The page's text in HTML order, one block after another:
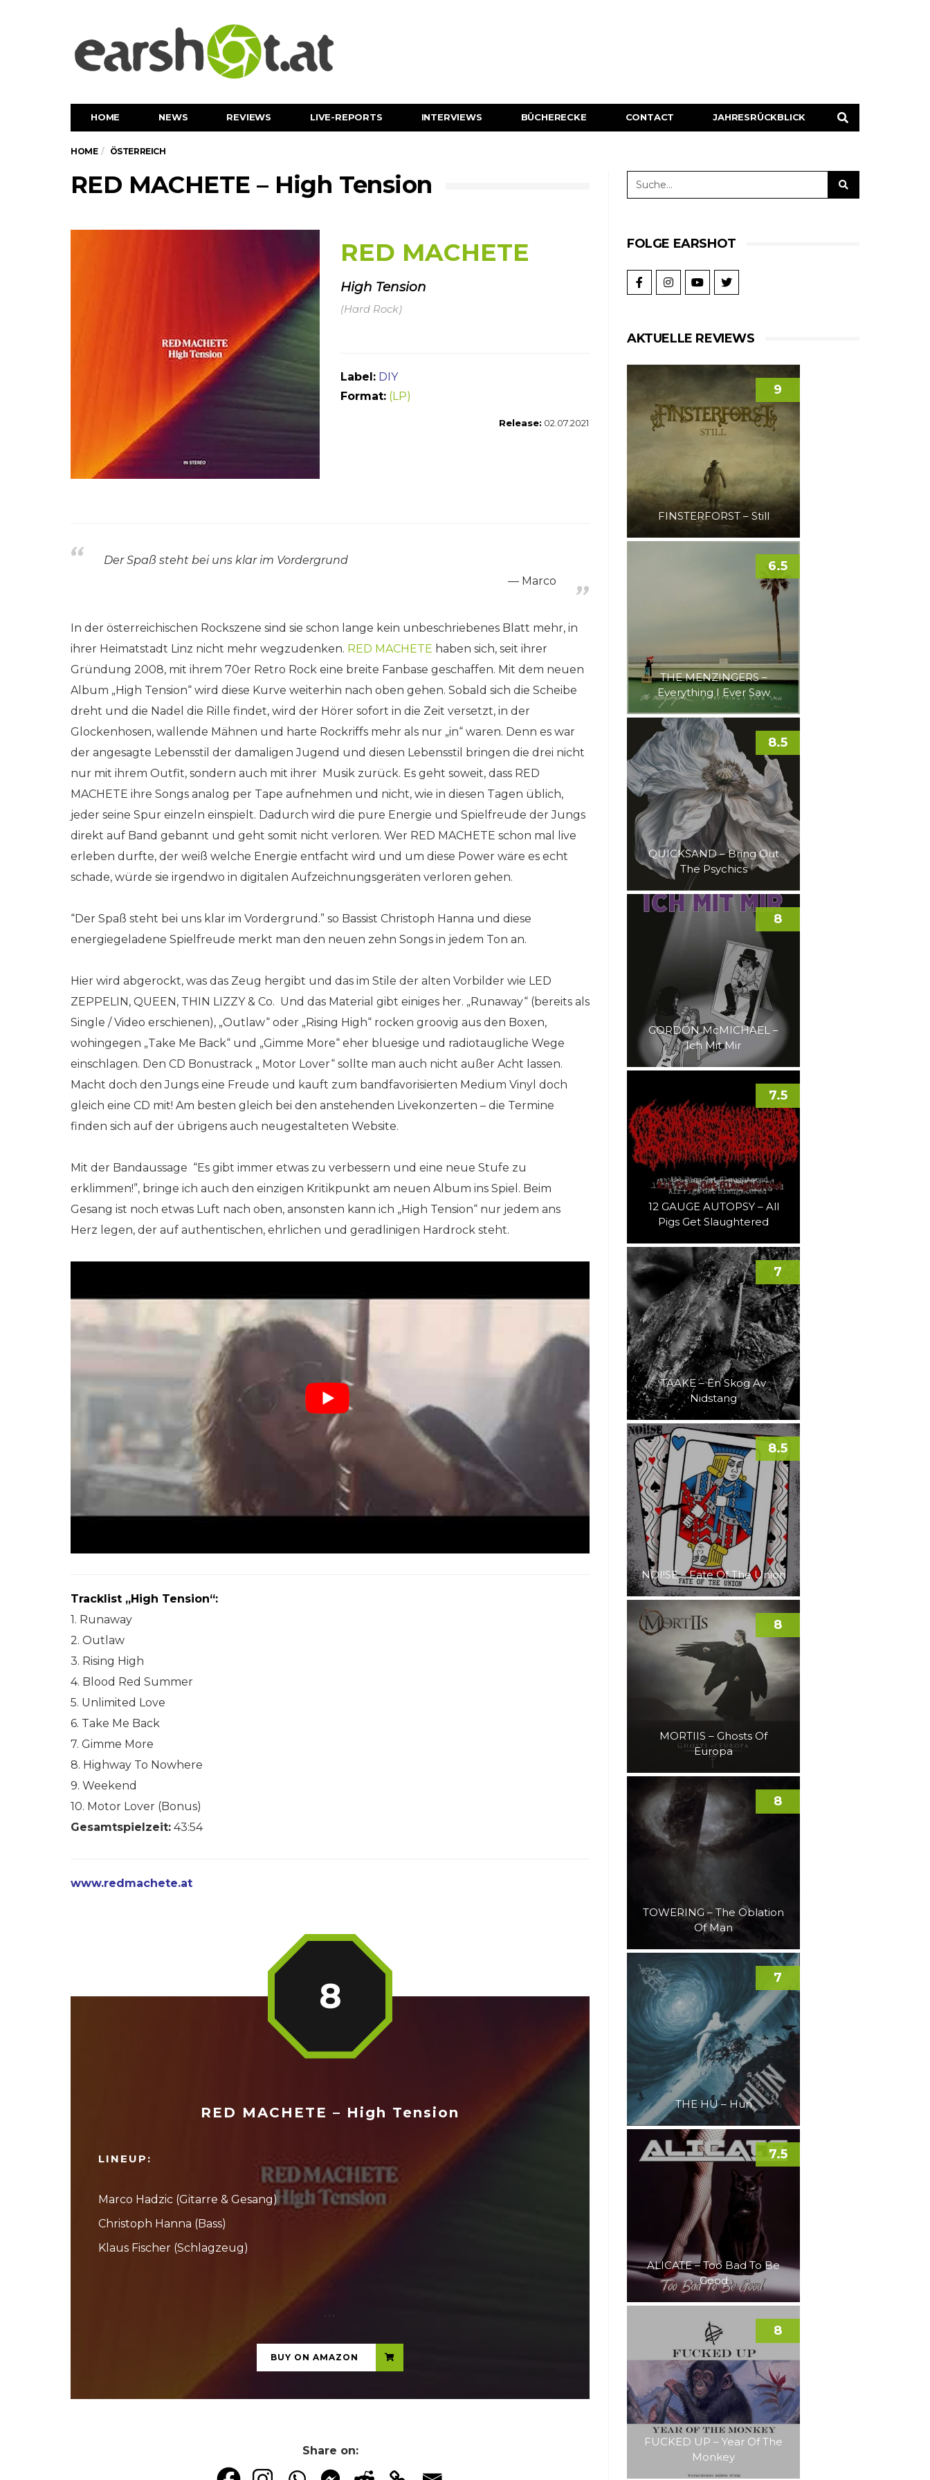
HOME NEWS REVIEWS LIVE-REPORTS INTERVIEWS BÜCHERECKE CONTACT JAHRESRÜCKBLICK
HOME ÖSTERREICH
RED MACHETE – High Tension
RED MACHETE
High Tension
(Hard Rock)
Label: DIY
Format: (LP)
Release: 02.07.2021
Der Spaß steht bei uns klar im Vordergrund
Marco
In der österreichischen Rockszene sind sie schon lange kein unbeschriebenes Blatt mehr, in
ihrer Heimatstadt Linz nicht mehr wegzudenken. RED MACHETE haben sich, seit ihrer
Gründung 2008, mit ihrem 70er Retro Rock eine breite Fanbase geschaffen. Mit dem neuen
Album „High Tension“ wird diese Kurve weiterhin nach oben gehen. Sobald sich die Scheibe
dreht und die Nadel die Rille findet, wird der Hörer sofort in die Zeit versetzt, in der
Glockenhosen, wallende Mähnen und harte Rockriffs mehr als nur „in“ waren. Denn es war
der angesagte Lebensstil der damaligen Jugend und diesen Lebensstil bringen die drei nicht
nur mit ihrem Outfit, sondern auch mit ihrer Musik zurück. Es geht soweit, dass RED
MACHETE ihre Songs analog per Tape aufnehmen und nicht, wie in diesen Tagen üblich,
jeder seine Spur einzeln einspielt. Dadurch wird die pure Energie und Spielfreude der Jungs
direkt auf Band gebannt und geht somit nicht verloren. Wer RED MACHETE schon mal live
erleben durfte, der weiß welche Energie entfacht wird und um diese Power wäre es echt
schade, würde sie irgendwo in digitalen Aufzeichnungsgeräten verloren gehen.
“Der Spaß steht bei uns klar im Vordergrund.” so Bassist Christoph Hanna und diese
energiegeladene Spielfreude merkt man den neuen zehn Songs in jedem Ton an.
Hier wird abgerockt, was das Zeug hergibt und das im Stile der alten Vorbilder wie LED
ZEPPELIN, QUEEN, THIN LIZZY & Co. Und das Material gibt einiges her. „Runaway“ (bereits als
Single / Video erschienen), „Outlaw“ oder „Rising High“ rocken groovig aus den Boxen,
wohingegen „Take Me Back“ und „Gimme More“ eher bluesige und radiotaugliche Wege
einschlagen. Den CD Bonustrack „ Motor Lover“ sollte man auch nicht außer Acht lassen.
Macht doch den Jungs eine Freude und kauft zum bandfavorisierten Medium Vinyl doch
gleich eine CD mit! Am besten gleich bei den anstehenden Livekonzerten – die Termine
finden sich auf der übrigens auch neugestalteten Website.
Mit der Bandaussage “Es gibt immer etwas zu verbessern und eine neue Stufe zu
erklimmen!”, bringe ich auch den einzigen Kritikpunkt am neuen Album ins Spiel. Beim
Gesang ist noch etwas Luft nach oben, ansonsten kann ich „High Tension“ nur jedem ans
Herz legen, der auf authentischen, ehrlichen und geradlinigen Hardrock steht.
Tracklist „High Tension“:
1. Runaway
2. Outlaw
3. Rising High
4. Blood Red Summer
5. Unlimited Love
6. Take Me Back
7. Gimme More
8. Highway To Nowhere
9. Weekend
10. Motor Lover (Bonus)
Gesamtspielzeit: 43:54
www.redmachete.at
RED MACHETE – High Tension
LINEUP:
Marco Hadzic (Gitarre & Gesang)
Christoph Hanna (Bass)
Klaus Fischer (Schlagzeug)
8
...
BUY ON AMAZON
Share on:
FOLGE EARSHOT
AKTUELLE REVIEWS
FINSTERFORST – Still
9
THE MENZINGERS –
Everything I Ever Saw
6.5
QUICKSAND – Bring Out
The Psychics
8.5
GORDON McMICHAEL –
Ich Mit Mir
8
12 GAUGE AUTOPSY – All
Pigs Get Slaughtered
7.5
TAAKE – En Skog Av
Nidstang
7
NOI!SE – Fate Of The Union
8.5
MORTIIS – Ghosts Of
Europa
8
TOWERING – The Oblation
Of Man
8
THE HU – Hun
7
ALICATE – Too Bad To Be
Good
7.5
FUCKED UP – Year Of The
Monkey
8